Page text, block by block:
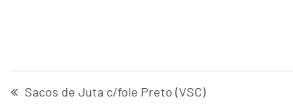
Sacos de Juta c/fole Preto (VSC)